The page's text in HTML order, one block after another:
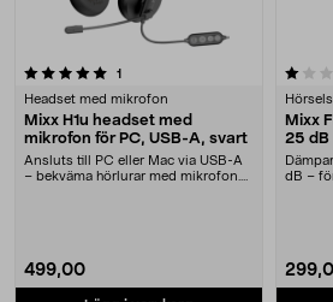
1
Headset med mikrofon
Mixx H1u headset med
mikrofon för PC, USB-A, svart
Ansluts till PC eller Mac via USB-A
– bekväma hörlurar med mikrofon.
499,00
1.0 av 5 stjärnor
Mixx
25 dB
dB –